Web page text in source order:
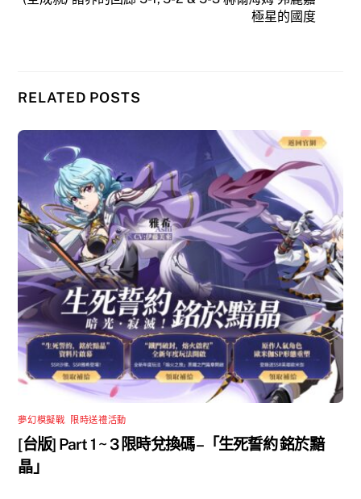
極星的國度
RELATED POSTS
夢幻模擬戰 限時送禮活動
[台版] Part 1 ~ 3 限時兌換碼 –「生死誓約 銘於黯
晶」